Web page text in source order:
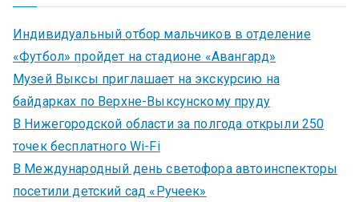
Индивидуальный отбор мальчиков в отделение
«Футбол» пройдет на стадионе «Авангард»
Музей Выксы приглашает на экскурсию на
байдарках по Верхне-Выксунскому пруду
В Нижегородской области за полгода открыли 250
точек бесплатного Wi-Fi
В Международный день светофора автоинспекторы
посетили детский сад «Ручеек»